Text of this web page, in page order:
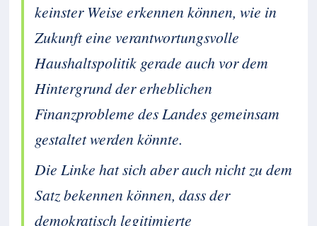
keinster Weise erkennen können, wie in
Zukunft eine verantwortungsvolle
Haushaltspolitik gerade auch vor dem
Hintergrund der erheblichen
Finanzprobleme des Landes gemeinsam
gestaltet werden könnte.
Die Linke hat sich aber auch nicht zu dem
Satz bekennen können, dass der
demokratisch legitimierte